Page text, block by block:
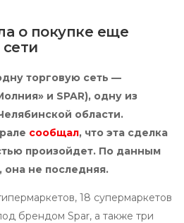
о покупке еще
торговую сеть —
и SPAR), одну из
области.
сообщал, что эта сделка
произойдет. По данным
она не последняя.
18 супермаркетов
брендом Spar, а также три